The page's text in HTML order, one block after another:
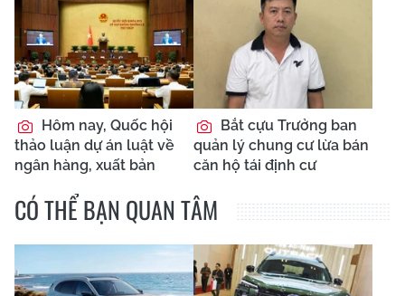
Hôm nay, Quốc hội
thảo luận dự án luật về
ngân hàng, xuất bản
Bắt cựu Trưởng ban
quản lý chung cư lừa bán
căn hộ tái định cư
CÓ THỂ BẠN QUAN TÂM